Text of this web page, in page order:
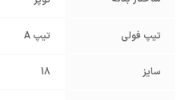
تیپ فولی تیپ A
سایز 18